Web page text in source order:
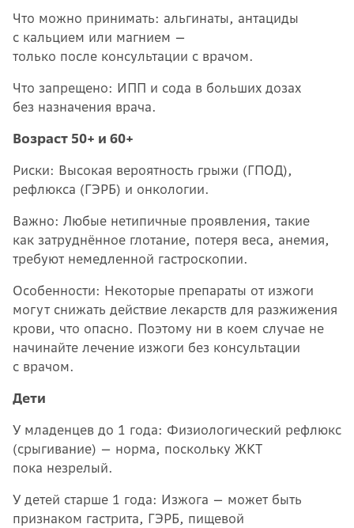
Что можно принимать: альгинаты, антациды
с кальцием или магнием —
только после консультации с врачом.
Что запрещено: ИПП и сода в больших дозах
без назначения врача.
Возраст 50+ и 60+
Риски: Высокая вероятность грыжи (ГПОД),
рефлюкса (ГЭРБ) и онкологии.
Важно: Любые нетипичные проявления, такие
как затруднённое глотание, потеря веса, анемия,
требуют немедленной гастроскопии.
Особенности: Некоторые препараты от изжоги
могут снижать действие лекарств для разжижения
крови, что опасно. Поэтому ни в коем случае не
начинайте лечение изжоги без консультации
с врачом.
Дети
У младенцев до 1 года: Физиологический рефлюкс
(срыгивание) — норма, поскольку ЖКТ
пока незрелый.
У детей старше 1 года: Изжога — может быть
признаком гастрита, ГЭРБ, пищевой